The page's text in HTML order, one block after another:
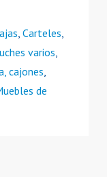
Carteles
varios
cajones
de